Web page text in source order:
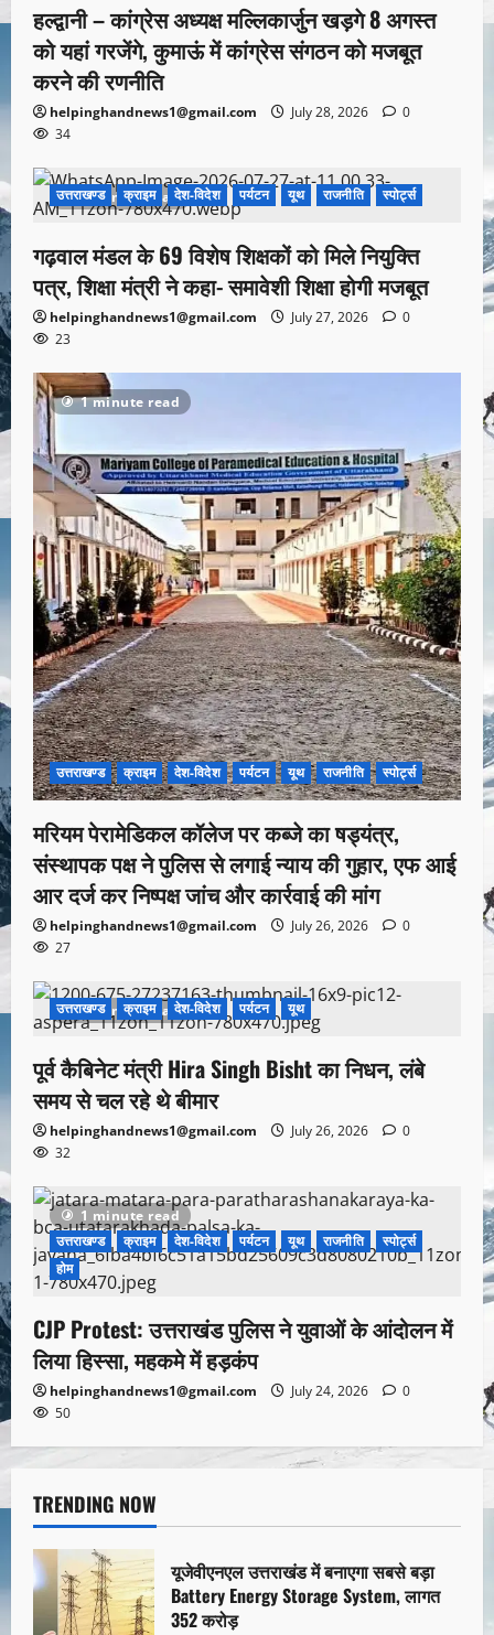
हल्द्वानी – कांग्रेस अध्यक्ष मल्लिकार्जुन खड़गे 8 अगस्त
को यहां गरजेंगे, कुमाऊं में कांग्रेस संगठन को मजबूत
करने की रणनीति
helpinghandnews1@gmail.com July 28, 2026
0
34
1 minute read
उत्तराखण्ड क्राइम देश-विदेश पर्यटन यूथ राजनीति स्पोर्ट्स
गढ़वाल मंडल के 69 विशेष शिक्षकों को मिले नियुक्ति
पत्र, शिक्षा मंत्री ने कहा- समावेशी शिक्षा होगी मजबूत
helpinghandnews1@gmail.com July 27, 2026
0
23
1 minute read
उत्तराखण्ड क्राइम देश-विदेश पर्यटन यूथ राजनीति स्पोर्ट्स
मरियम पेरामेडिकल कॉलेज पर कब्जे का षड्यंत्र,
संस्थापक पक्ष ने पुलिस से लगाई न्याय की गुहार, एफ आई
आर दर्ज कर निष्पक्ष जांच और कार्रवाई की मांग
helpinghandnews1@gmail.com July 26, 2026
0
27
1 minute read
उत्तराखण्ड क्राइम देश-विदेश पर्यटन यूथ
पूर्व कैबिनेट मंत्री Hira Singh Bisht का निधन, लंबे
समय से चल रहे थे बीमार
helpinghandnews1@gmail.com July 26, 2026
0
32
1 minute read
उत्तराखण्ड
क्राइम देश-विदेश पर्यटन यूथ राजनीति
स्पोर्ट्स
होम
CJP Protest: उत्तराखंड पुलिस ने युवाओं के आंदोलन में
लिया हिस्सा, महकमे में हड़कंप
helpinghandnews1@gmail.com July 24, 2026
0
50
TRENDING NOW
यूजेवीएनएल उत्तराखंड में बनाएगा सबसे बड़ा
Battery Energy Storage System, लागत
352 करोड़